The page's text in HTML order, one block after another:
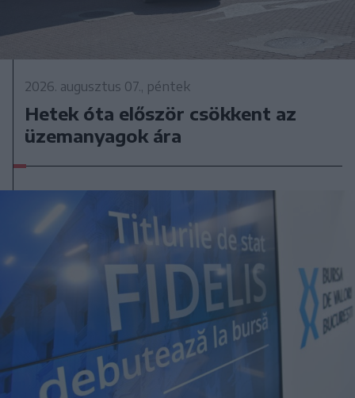
2026. augusztus 07., péntek
Hetek óta először csökkent az
üzemanyagok ára